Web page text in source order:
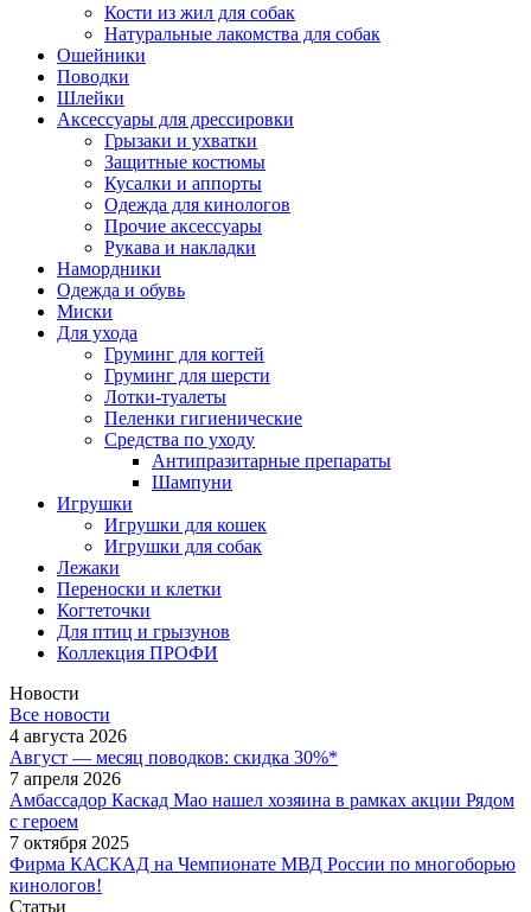
Кости из жил для собак
Натуральные лакомства для собак
Ошейники
Поводки
Шлейки
Аксессуары для дрессировки
Грызаки и ухватки
Защитные костюмы
Кусалки и аппорты
Одежда для кинологов
Прочие аксессуары
Рукава и накладки
Намордники
Одежда и обувь
Миски
Для ухода
Груминг для когтей
Груминг для шерсти
Лотки-туалеты
Пеленки гигиенические
Средства по уходу
Антипразитарные препараты
Шампуни
Игрушки
Игрушки для кошек
Игрушки для собак
Лежаки
Переноски и клетки
Когтеточки
Для птиц и грызунов
Коллекция ПРОФИ
Новости
Все новости
4 августа 2026
Август — месяц поводков: скидка 30%*
7 апреля 2026
Амбассадор Каскад Мао нашел хозяина в рамках акции Рядом
с героем
7 октября 2025
Фирма КАСКАД на Чемпионате МВД России по многоборью
кинологов!
Статьи